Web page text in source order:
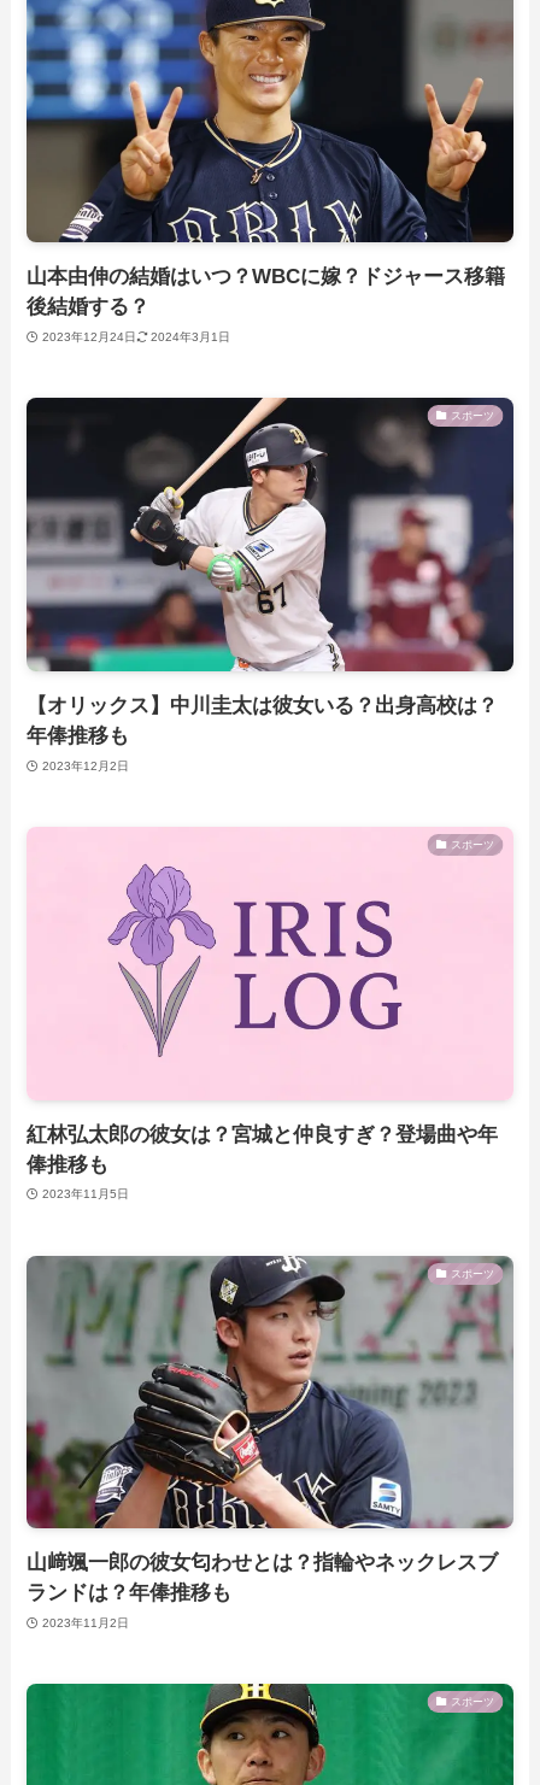
山本由伸の結婚はいつ？WBCに嫁？ドジャース移籍
後結婚する？
2023年12月24日 2024年3月1日
スポーツ
【オリックス】中川圭太は彼女いる？出身高校は？
年俸推移も
2023年12月2日
スポーツ
紅林弘太郎の彼女は？宮城と仲良すぎ？登場曲や年
俸推移も
2023年11月5日
スポーツ
山﨑颯一郎の彼女匂わせとは？指輪やネックレスブ
ランドは？年俸推移も
2023年11月2日
スポーツ